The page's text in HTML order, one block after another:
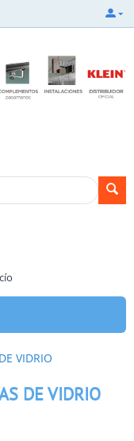
VIDRIO
DE VIDRIO